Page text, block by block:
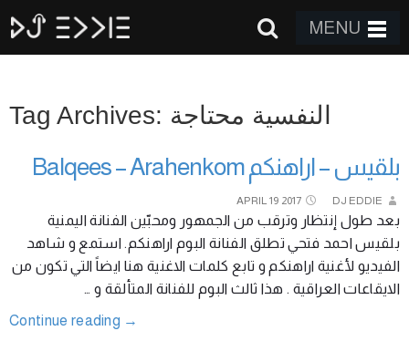
MENU
Tag Archives: النفسية محتاجة
بلقيس – اراهنكم Balqees – Arahenkom
APRIL 19 2017 DJ EDDIE
بعد طول إنتظار وترقب من الجمهور ومحبّين الفنانة اليمنية
بلقيس احمد فتحي تطلق الفنانة البوم اراهنكم. استمع و شاهد
الفيديو لأغنية اراهنكم و تابع كلمات الاغنية هنا ايضاً التي تكون من
الايقاعات العراقية . هذا ثالث البوم للفنانة المتألقة و …
Continue reading →